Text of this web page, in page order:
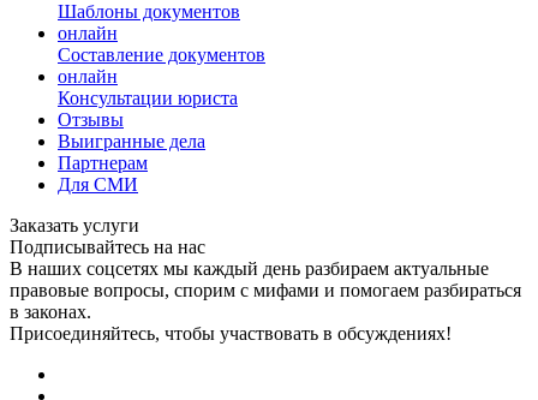
Шаблоны документов
онлайн
Составление документов
онлайн
Консультации юриста
Отзывы
Выигранные дела
Партнерам
Для СМИ
Заказать услуги
Подписывайтесь на нас
В наших соцсетях мы каждый день разбираем актуальные
правовые вопросы, спорим с мифами и помогаем разбираться
в законах.
Присоединяйтесь, чтобы участвовать в обсуждениях!